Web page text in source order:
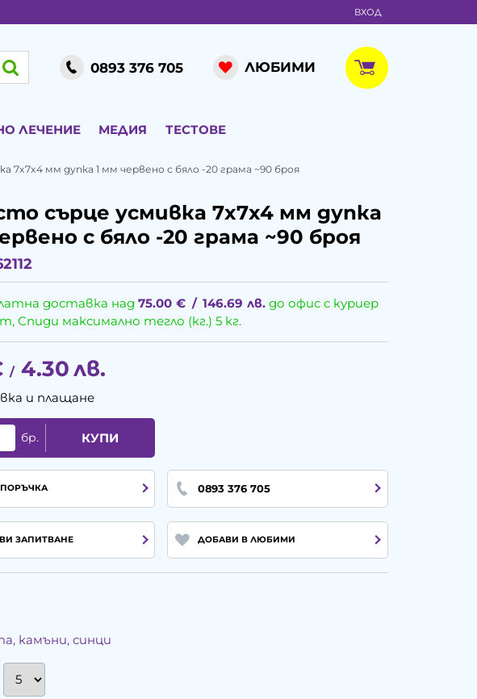
ВХОД
0893 376 705 ЛЮБИМИ
ЛЕЧЕНИЕ МЕДИЯ ТЕСТОВЕ
7x7x4 мм дупка 1 мм червено с бяло -20 грама ~90 броя
сърце усмивка 7x7x4 мм дупка
с бяло -20 грама ~90 броя
доставка над75.00 € / 146.69 лв. до офис с куриер
Спиди максимално тегло (кг.) 5 кг.
/ 4.30лв.
и плащане
бр. КУПИ
0893 376 705
ЗАПИТВАНЕ ДОБАВИ В ЛЮБИМИ
камъни, синци